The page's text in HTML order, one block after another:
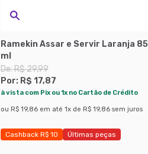
Ramekin Assar e Servir Laranja 85
ml
De:R$ 29,99
Por: R$ 17,87
à vista com Pix ou 1x no Cartão de Crédito
ou R$ 19,86 em até 1x de R$ 19,86 sem juros
Cashback R$ 10
Últimas peças